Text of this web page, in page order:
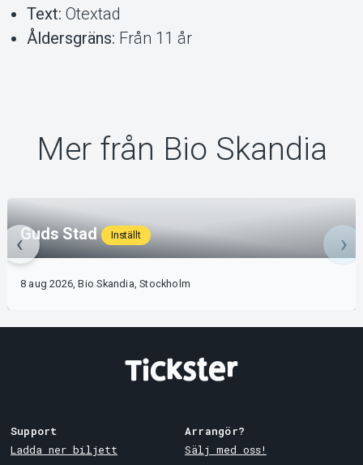
Text: Otextad
Åldersgräns: Från 11 år
Mer från Bio Skandia
Guds Stad Inställt
8 aug 2026, Bio Skandia, Stockholm
Support
Ladda ner biljett
Arrangör?
Sälj med oss!